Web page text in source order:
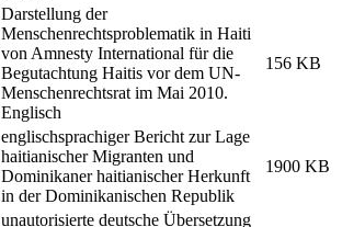
Darstellung der
Menschenrechtsproblematik in Haiti
von Amnesty International für die
Begutachtung Haitis vor dem UN-
Menschenrechtsrat im Mai 2010.
Englisch
156 KB
englischsprachiger Bericht zur Lage
haitianischer Migranten und
Dominikaner haitianischer Herkunft
in der Dominikanischen Republik
1900 KB
unautorisierte deutsche Übersetzung